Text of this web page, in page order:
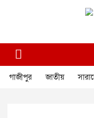
গাজীপুর কণ্ঠ
গাজীপুর জাতীয়